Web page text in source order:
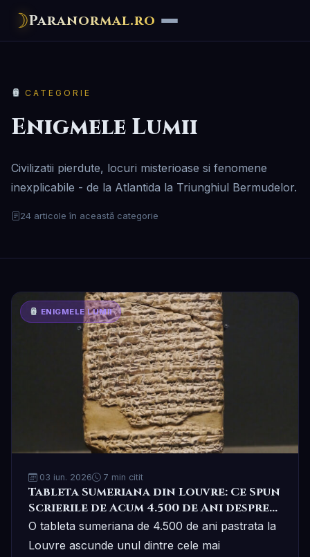
☽Paranormal.ro
CATEGORIE
Enigmele Lumii
Civilizatii pierdute, locuri misterioase si fenomene
inexplicabile - de la Atlantida la Triunghiul Bermudelor.
24 articole în această categorie
ENIGMELE LUMII
03 iun. 2026 7 min citit
Tableta Sumeriana din Louvre: Ce Spun
Scrierile de Acum 4.500 de Ani despre
Originea Omenirii
O tableta sumeriana de 4.500 de ani pastrata la
Louvre ascunde unul dintre cele mai